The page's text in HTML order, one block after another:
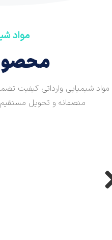
مواد
مواد شیمیایی وارداتی کیفیت
منصفانه و تحویل